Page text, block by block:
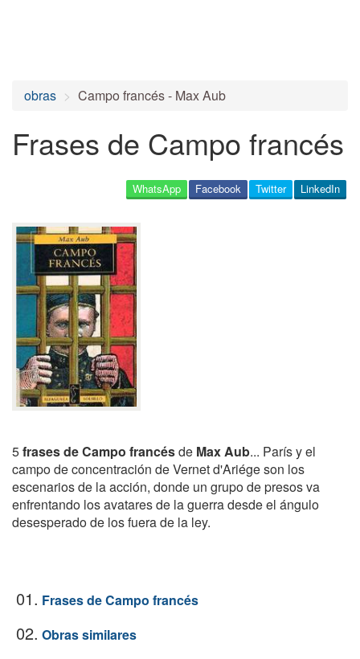
obras Campo francés - Max Aub
Frases de Campo francés
LinkedIn
Twitter
Facebook
WhatsApp
5frases de Campo francésde Max Aub... París y el
campo de concentración de Vernet d'Ariége son los
escenarios de la acción, donde un grupo de presos va
enfrentando los avatares de la guerra desde el ángulo
desesperado de los fuera de la ley.
01. Frases de Campo francés
02. Obras similares